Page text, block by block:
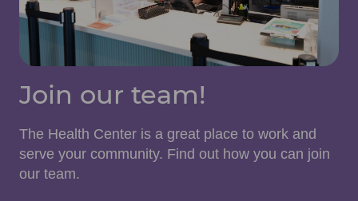
Join our team!
The Health Center is a great place to work and
serve your community. Find out how you can join
our team.